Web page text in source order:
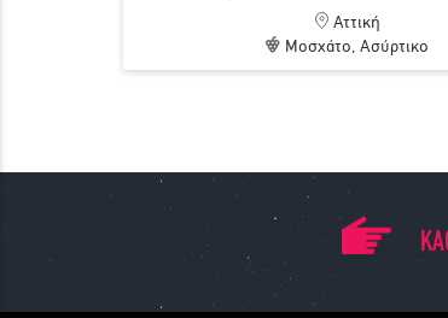
Αττική
Μοσχάτο, Ασύρτικο